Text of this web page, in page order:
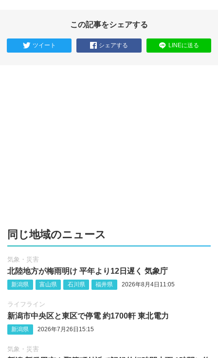
この記事をシェアする
ツイート シェアする LINEに送る
同じ地域のニュース
気象・災害
北陸地方が梅雨明け 平年より12日遅く 気象庁
新潟県 富山県 石川県 福井県 2026年8月4日11:05
ライフライン
新潟市中央区と東区で停電 約1700軒 東北電力
新潟県 2026年7月26日15:15
気象・災害